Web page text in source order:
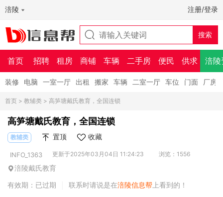
涪陵 注册/登录
首页 招聘 租房 商铺 车辆 二手房 便民 供求 涪陵
装修 电脑 一室一厅 出租 搬家 车辆 二室一厅 车位 门面 厂房
首页 > 教辅类 > 高笋塘戴氏教育，全国连锁
高笋塘戴氏教育，全国连锁
教辅类 置顶 收藏
INFO_1363 更新于2025年03月04日 11:24:23 浏览：1556
涪陵戴氏教育
有效期：已过期
联系时请说是在涪陵信息帮 上看到的！